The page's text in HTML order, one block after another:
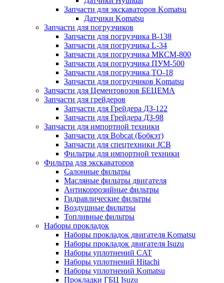
Запчасти для экскаваторов Komatsu
Датчики Komatsu
Запчасти для погрузчиков
Запчасти для погрузчика B-138
Запчасти для погрузчика L-34
Запчасти для погрузчика МКСМ-800
Запчасти для погрузчика ПУМ-500
Запчасти для погрузчика ТО-18
Запчасти для погрузчиков Komatsu
Запчасти для Цементовозов БЕЦЕМА
Запчасти для грейдеров
Запчасти для Грейдера ДЗ-122
Запчасти для Грейдера ДЗ-98
Запчасти для импортной техники
Запчасти для Bobcat (Бобкэт)
Запчасти для спецтехники JCB
Фильтры для импортной техники
Фильтра для экскаваторов
Салонные фильтры
Масляные фильтры двигателя
Антикоррозийные фильтры
Гидравлические фильтры
Воздушные фильтры
Топливные фильтры
Наборы прокладок
Наборы прокладок двигателя Komatsu
Наборы прокладок двигателя Isuzu
Наборы уплотнений CAT
Наборы уплотнений Hitachi
Наборы уплотнений Komatsu
Прокладки ГБЦ Isuzu